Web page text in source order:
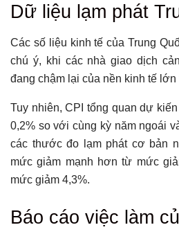
Dữ liệu lạm phát
Các số liệu kinh tế của Trung
chú ý, khi các nhà giao dịch
đang chậm lại của nền kinh tế
Tuy nhiên, CPI tổng quan dự
0,2% so với cùng kỳ năm ngoái
các thước đo lạm phát cơ bản
mức giảm mạnh hơn từ mức
mức giảm 4,3%.
Báo cáo việc làm